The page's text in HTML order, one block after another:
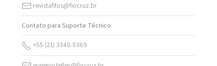
revistafitos@fiocruz.br
Contato para Suporte Técnico
+55 (21) 3348-5369